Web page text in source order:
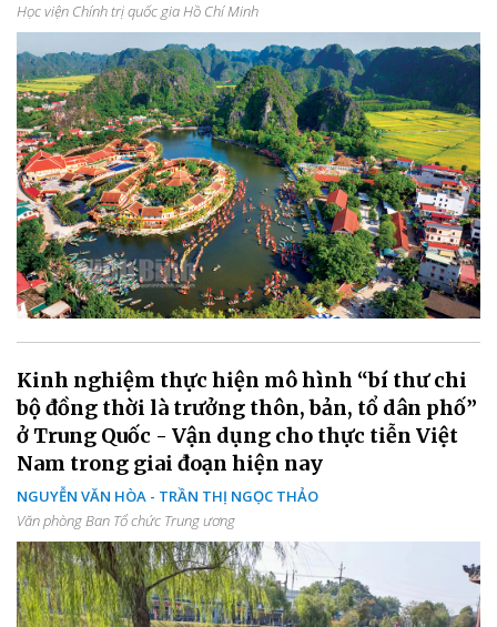
Học viện Chính trị quốc gia Hồ Chí Minh
Kinh nghiệm thực hiện mô hình “bí thư chi
bộ đồng thời là trưởng thôn, bản, tổ dân phố”
ở Trung Quốc - Vận dụng cho thực tiễn Việt
Nam trong giai đoạn hiện nay
NGUYỄN VĂN HÒA - TRẦN THỊ NGỌC THẢO
Văn phòng Ban Tổ chức Trung ương